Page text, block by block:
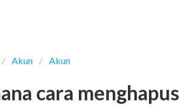
Akun Akun
cara menghapus